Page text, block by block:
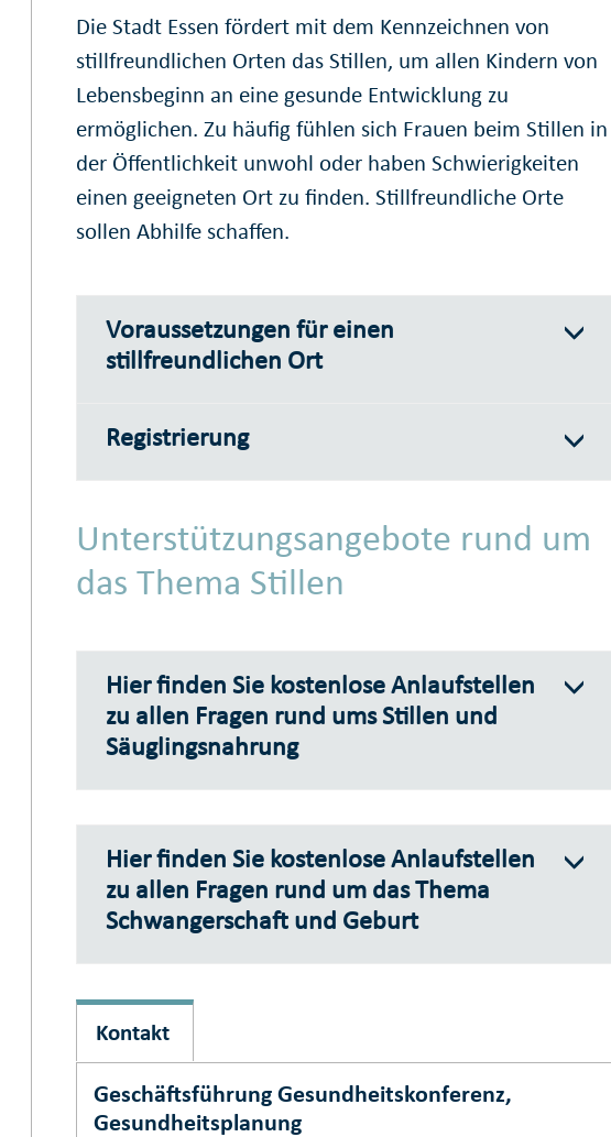
Die Stadt Essen fördert mit dem Kennzeichnen von
stillfreundlichen Orten das Stillen, um allen Kindern von
Lebensbeginn an eine gesunde Entwicklung zu
ermöglichen. Zu häufig fühlen sich Frauen beim Stillen in
der Öffentlichkeit unwohl oder haben Schwierigkeiten
einen geeigneten Ort zu finden. Stillfreundliche Orte
sollen Abhilfe schaffen.
Voraussetzungen für einen
stillfreundlichen Ort
Registrierung
Unterstützungsangebote rund um
das Thema Stillen
Hier finden Sie kostenlose Anlaufstellen
zu allen Fragen rund ums Stillen und
Säuglingsnahrung
Hier finden Sie kostenlose Anlaufstellen
zu allen Fragen rund um das Thema
Schwangerschaft und Geburt
Kontakt
Geschäftsführung Gesundheitskonferenz,
Gesundheitsplanung